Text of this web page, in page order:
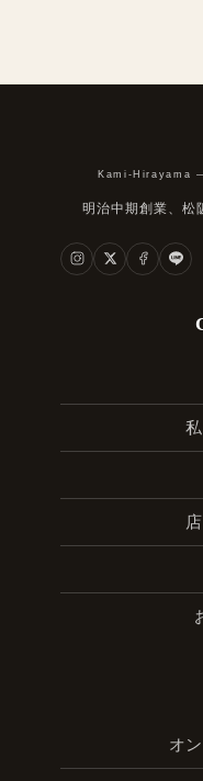
Kami-Hirayama
明治中期創業、松
オ